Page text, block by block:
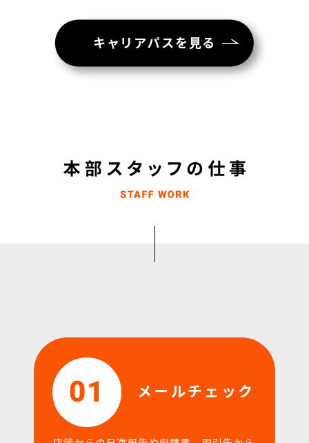
キャリアパスを見る
01 メールチェック